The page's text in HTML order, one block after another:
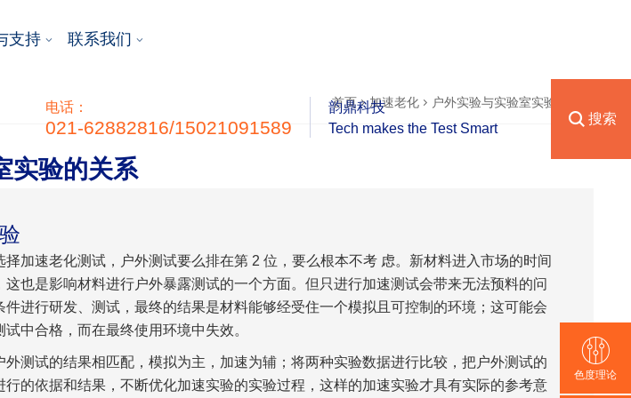
支持 联系我们
电话：
021-62882816/15021091589
韵鼎科技
Tech makes the Test Smart
搜索
首页 加速老化 户外实验与实验室实验的关系
实验的关系
加速老化测试，户外测试要么排在第 2 位，要么根本不考 虑。新材料进入市场的时间
这也是影响材料进行户外暴露测试的一个方面。但只进行加速测试会带来无法预料的问
进行研发、测试，最终的结果是材料能够经受住一个模拟且可控制的环境；这可能会
中合格，而在最终使用环境中失效。
外测试的结果相匹配，模拟为主，加速为辅；将两种实验数据进行比较，把户外测试的
行的依据和结果，不断优化加速实验的实验过程，这样的加速实验才具有实际的参考意
色度理论